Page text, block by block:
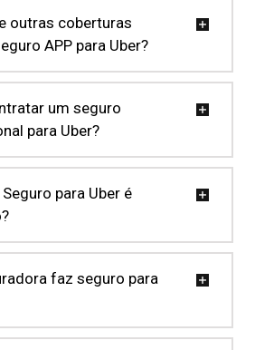
outras coberturas
APP para Uber?
um seguro
para Uber?
para Uber é
faz seguro para